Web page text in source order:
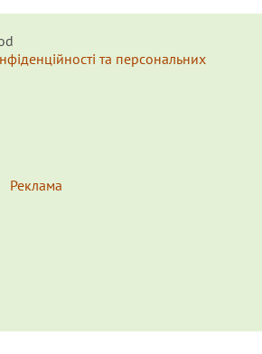
та персональних
Реклама